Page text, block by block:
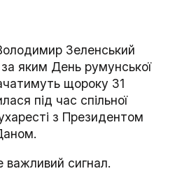
Зеленський
яким День румунської
щороку 31
під час спільної
з Президентом
важливий сигнал.